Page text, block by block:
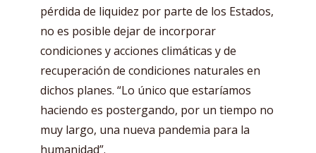
pérdida de liquidez por parte de los Estados,
no es posible dejar de incorporar
condiciones y acciones climáticas y de
recuperación de condiciones naturales en
dichos planes. “Lo único que estaríamos
haciendo es postergando, por un tiempo no
muy largo, una nueva pandemia para la
humanidad”.